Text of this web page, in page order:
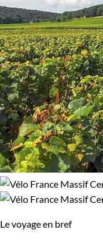
Le voyage en bref